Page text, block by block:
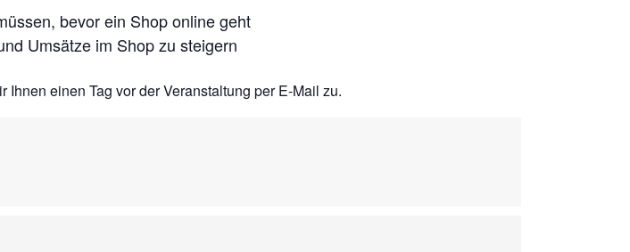
bevor ein Shop online geht
Umsätze im Shop zu steigern
einen Tag vor der Veranstaltung per E-Mail zu.